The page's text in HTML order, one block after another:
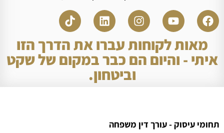
מאות לקוחות עברו את הדרך הזו
איתי - והיום הם כבר במקום של שקט
וביטחון.
תחומי עיסוק - עורך דין משפחה